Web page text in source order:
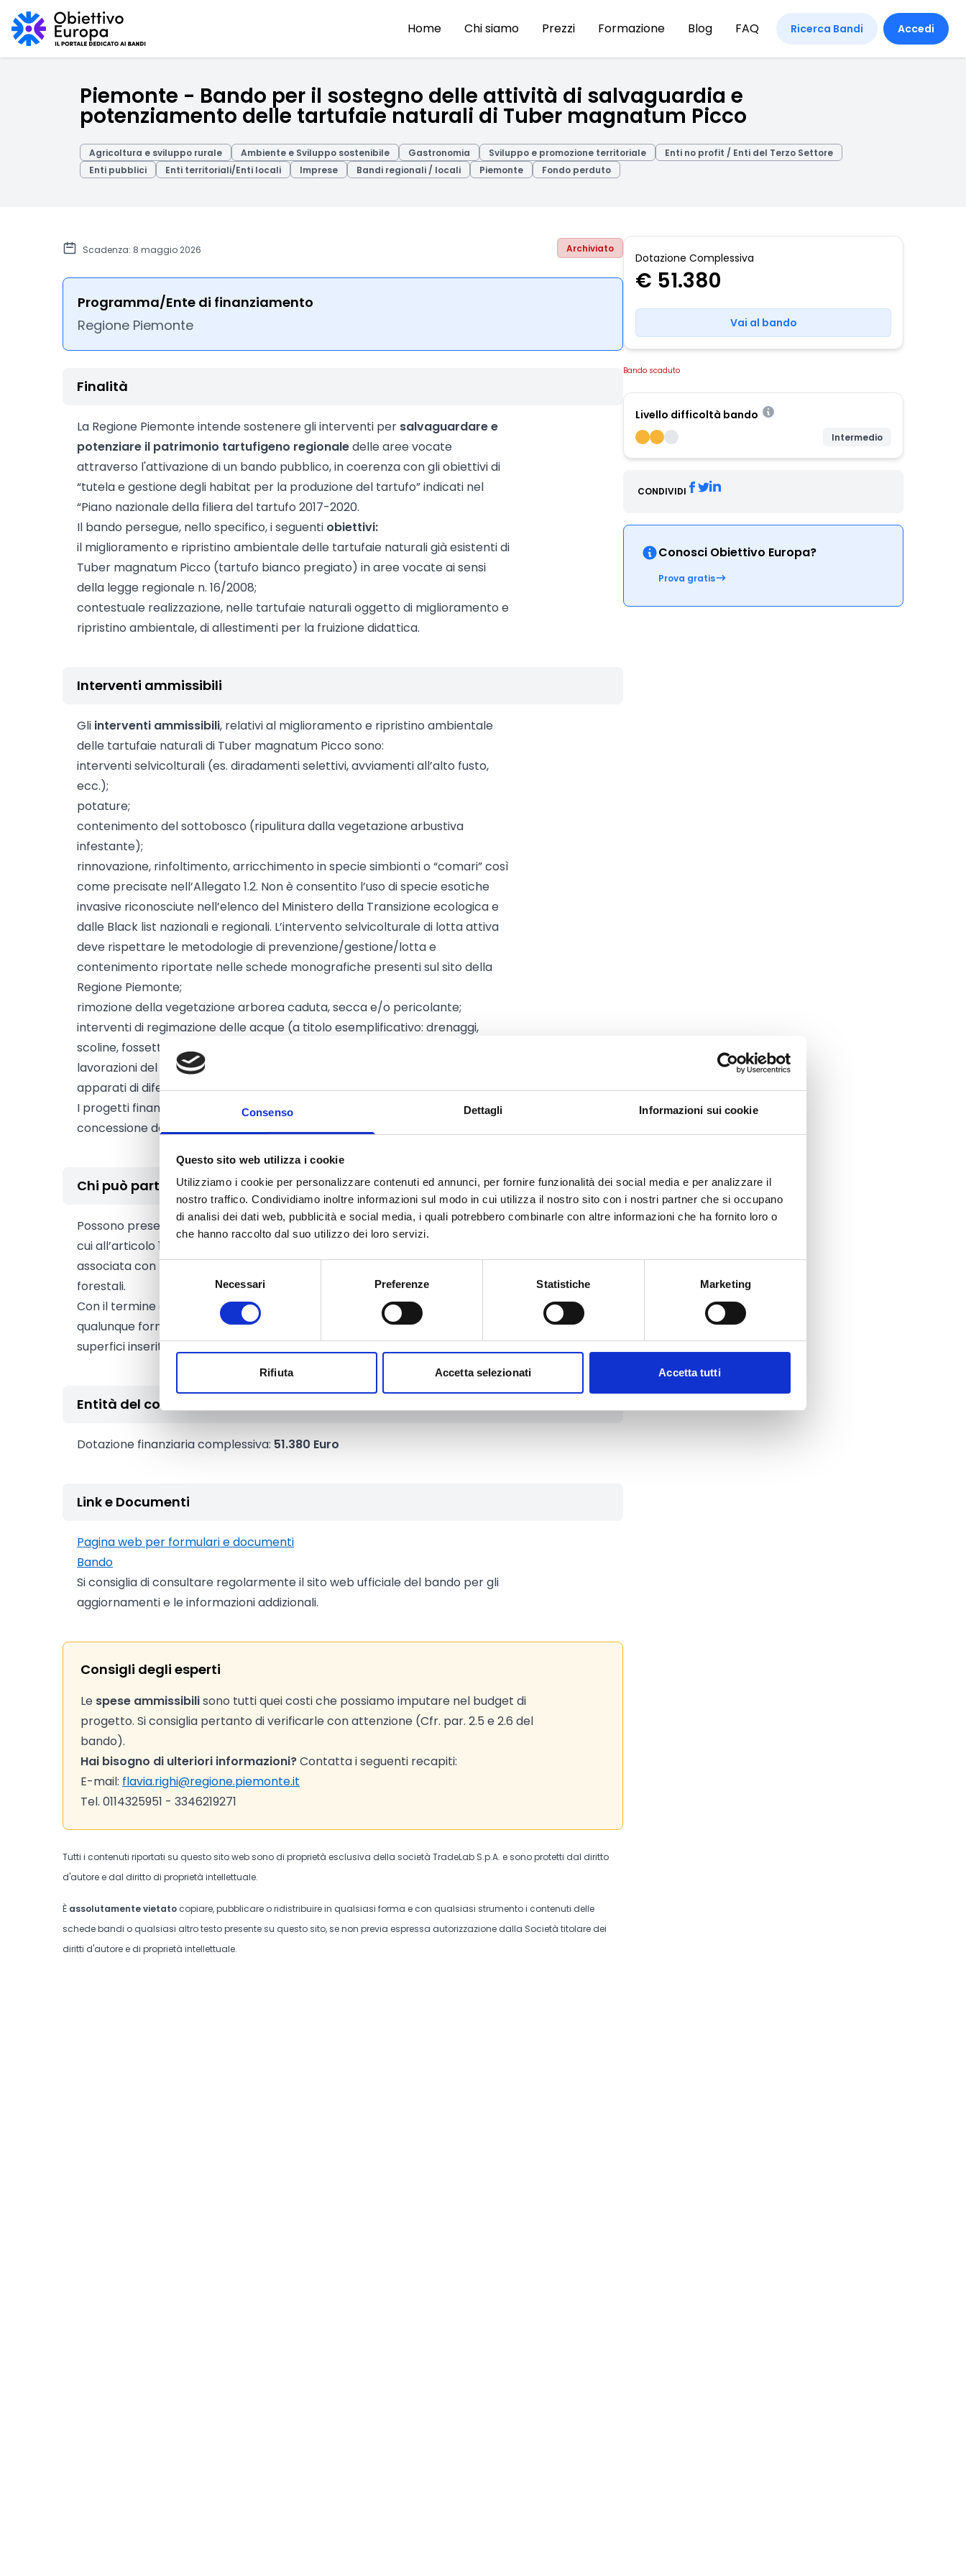
Consenso Dettagli Informazioni sui cookie
Questo sito web utilizza i cookie
Utilizziamo i cookie per personalizzare contenuti ed annunci, per fornire funzionalità dei social media e per analizzare il
nostro traffico. Condividiamo inoltre informazioni sul modo in cui utilizza il nostro sito con i nostri partner che si occupano
di analisi dei dati web, pubblicità e social media, i quali potrebbero combinarle con altre informazioni che ha fornito loro o
che hanno raccolto dal suo utilizzo dei loro servizi.
Necessari Preferenze Statistiche Marketing
Rifiuta Accetta selezionati Accetta tutti
Home Chi siamo Prezzi Formazione Blog FAQ Ricerca Bandi Accedi
Piemonte - Bando per il sostegno delle attività di salvaguardia e
potenziamento delle tartufaie naturali di Tuber magnatum Picco
Agricoltura e sviluppo rurale Ambiente e Sviluppo sostenibile Gastronomia Sviluppo e promozione territoriale
Enti no profit / Enti del Terzo Settore
Enti pubblici
Enti territoriali/Enti locali Imprese Bandi regionali / locali Piemonte Fondo perduto
Scadenza: 8 maggio 2026 Archiviato
Programma/Ente di finanziamento
Regione Piemonte
Finalità
La Regione Piemonte intende sostenere gli interventi per salvaguardare e
potenziare il patrimonio tartufigeno regionaledelle aree vocate
attraverso l'attivazione di un bando pubblico, in coerenza con gli obiettivi di
“tutela e gestione degli habitat per la produzione del tartufo” indicati nel
“Piano nazionale della filiera del tartufo 2017-2020.
Il bando persegue, nello specifico, i seguenti obiettivi:
il miglioramento e ripristino ambientale delle tartufaie naturali già esistenti di
Tuber magnatum Picco (tartufo bianco pregiato) in aree vocate ai sensi
della legge regionale n. 16/2008;
contestuale realizzazione, nelle tartufaie naturali oggetto di miglioramento e
ripristino ambientale, di allestimenti per la fruizione didattica.
Interventi ammissibili
Gli interventi ammissibili, relativi al miglioramento e ripristino ambientale
delle tartufaie naturali di Tuber magnatum Picco sono:
interventi selvicolturali (es. diradamenti selettivi, avviamenti all’alto fusto,
ecc.);
potature;
contenimento del sottobosco (ripulitura dalla vegetazione arbustiva
infestante);
rinnovazione, rinfoltimento, arricchimento in specie simbionti o “comari” così
come precisate nell’Allegato 1.2. Non è consentito l’uso di specie esotiche
invasive riconosciute nell’elenco del Ministero della Transizione ecologica e
dalle Black list nazionali e regionali. L’intervento selvicolturale di lotta attiva
deve rispettare le metodologie di prevenzione/gestione/lotta e
contenimento riportate nelle schede monografiche presenti sul sito della
Regione Piemonte;
rimozione della vegetazione arborea caduta, secca e/o pericolante;
interventi di regimazione delle acque (a titolo esemplificativo: drenaggi,
scoline, fossette, pacciamature);
lavorazioni del suolo (erpicatura, fresatura, sarchiatura);
apparati di difesa dalla fauna selvatica.
I progetti finanziati dovranno essere realizzati
dalla data di
concessione del contributo.
Chi può partecipare
Possono presentare domanda leAssociazioni di raccoglitori o cercatoridi
cui all’articolo 12 della l.r. 16/2008 e i
associata con tali associazioni, proprietari o gestori di terreni agricoli e/o
forestali.
Con il termine di gestori si intendono le persone fisiche o i soggetti di
qualunque forma giuridica che abbiano la completa disponibilità delle
superfici inserite in domanda.
Entità del contributo
Dotazione finanziaria complessiva: 51.380 Euro
Link e Documenti
Pagina web per formulari e documenti
Bando
Si consiglia di consultare regolarmente il sito web ufficiale del bando per gli
aggiornamenti e le informazioni addizionali.
Consigli degli esperti
Le spese ammissibilisono tutti quei costi che possiamo imputare nel budget di
progetto. Si consiglia pertanto di verificarle con attenzione (Cfr. par. 2.5 e 2.6 del
bando).
Hai bisogno di ulteriori informazioni?Contatta i seguenti recapiti:
E-mail: flavia.righi@regione.piemonte.it
Tel. 0114325951 - 3346219271
Tutti i contenuti riportati su questo sito web sono di proprietà esclusiva della società TradeLab S.p.A. e sono protetti dal diritto
d'autore e dal diritto di proprietà intellettuale.
È assolutamente vietato copiare, pubblicare o ridistribuire in qualsiasi forma e con qualsiasi strumento i contenuti delle
schede bandi o qualsiasi altro testo presente su questo sito, se non previa espressa autorizzazione dalla Società titolare dei
diritti d'autore e di proprietà intellettuale.
Dotazione Complessiva
€ 51.380
Vai al bando
Bando scaduto
Livello difficoltà bando
Intermedio
CONDIVIDI
Conosci Obiettivo Europa?
Prova gratis